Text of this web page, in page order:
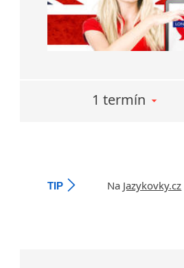
1 termín
TIP Na Jazykovky.cz